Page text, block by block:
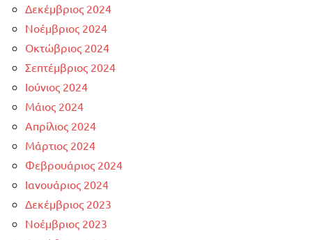
Δεκέμβριος 2024
Νοέμβριος 2024
Οκτώβριος 2024
Σεπτέμβριος 2024
Ιούνιος 2024
Μάιος 2024
Απρίλιος 2024
Μάρτιος 2024
Φεβρουάριος 2024
Ιανουάριος 2024
Δεκέμβριος 2023
Νοέμβριος 2023